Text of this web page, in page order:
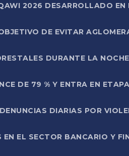
2026 DESARROLLADO
DE EVITAR
DURANTE LA
DE 79 % Y ENTRA EN
DIARIAS POR
EL SECTOR BANCARIO Y